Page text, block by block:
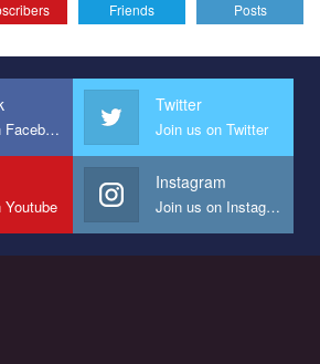
Friends Posts
Join us on Facebook
Twitter
Join us on Twitter
Instagram
Join us on Instagram